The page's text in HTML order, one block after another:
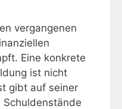
vergangenen
Eine konkrete
ist nicht
gibt auf seiner